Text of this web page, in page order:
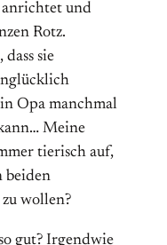
anrichtet und
Rotz.
sie
Opa manchmal
Meine
tierisch auf,
beiden
wollen?
gut? Irgendwie